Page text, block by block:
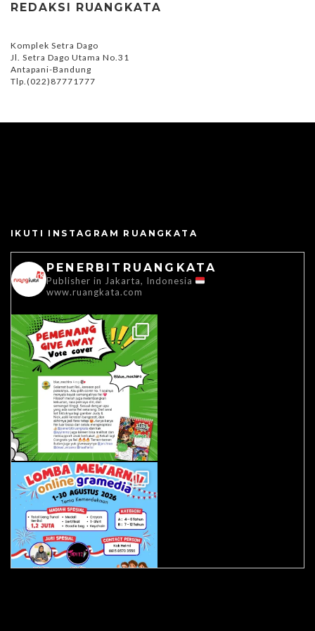
REDAKSI RUANGKATA
Komplek Setra Dago
Jl. Setra Dago Utama No.31
Antapani-Bandung
Tlp.(022)87771777
IKUTI INSTAGRAM RUANGKATA
PENERBITRUANGKATA
Publisher in Jakarta, Indonesia
www.ruangkata.com